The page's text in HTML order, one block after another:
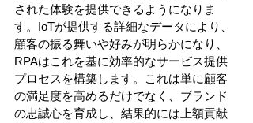
された体験を提供できるようになりま
す。IoTが提供する詳細なデータにより、
顧客の振る舞いや好みが明らかになり、
RPAはこれを基に効率的なサービス提供
プロセスを構築します。これは単に顧客
の満足度を高めるだけでなく、ブランド
の忠誠心を育成し、結果的には上額貢献